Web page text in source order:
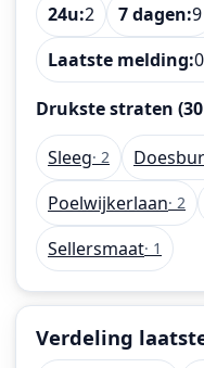
24u:2 7 dagen:9
Laatste melding:
Drukste straten
Sleeg· 2
Poelwijkerlaan· 2
Sellersmaat· 1
Verdeling